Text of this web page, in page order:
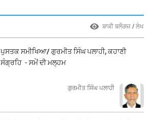
ਬਾਕੀ ਬਲੌਗਜ਼ / ਲੇਖ
ਪੁਸਤਕ ਸਮੀਖਿਆ/ ਗੁਰਮੀਤ ਸਿੰਘ ਪਲਾਹੀ, ਕਹਾਣੀ
ਸੰਗ੍ਰਹਿ - ਸਮੇਂ ਦੀ ਮਲ੍ਹਮ
ਗੁਰਮੀਤ ਸਿੰਘ ਪਲਾਹੀ